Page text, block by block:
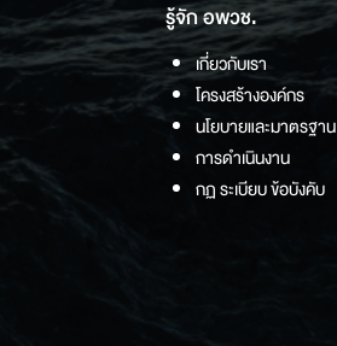
รู้จัก อพวช.
เกี่ยวกับเรา
โครงสร้างองค์กร
นโยบายและมาตรฐาน
การดำเนินงาน
กฏ ระเบียบ ข้อบังคับ